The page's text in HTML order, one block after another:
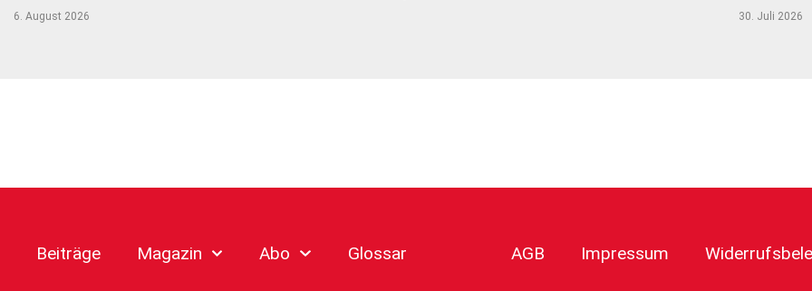
6. August 2026 30. Juli 2026
Beiträge Magazin Abo Glossar AGB Impressum